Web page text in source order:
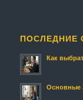
ПОСЛЕДНИЕ
Как
Основные